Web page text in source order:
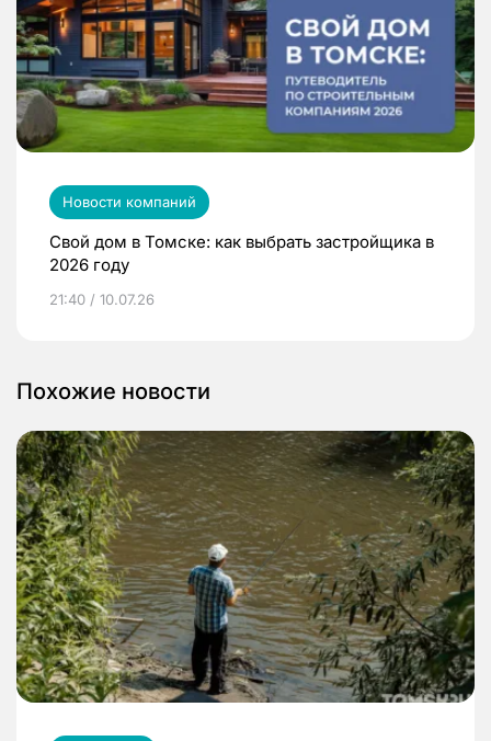
Новости компаний
Свой дом в Томске: как выбрать застройщика в
2026 году
21:40 / 10.07.26
Похожие новости